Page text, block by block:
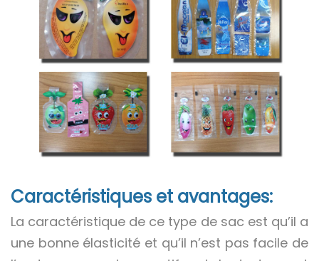
Caractéristiques et avantages:
La caractéristique de ce type de sac est qu’il a
une bonne élasticité et qu’il n’est pas facile de